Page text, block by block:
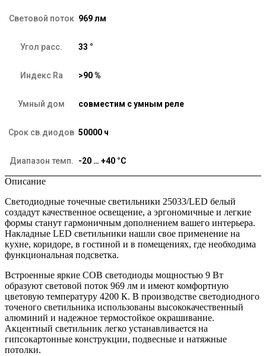
Световой поток 969 лм
Угол расс. 33 °
Индекс Ra >90 %
Умный дом совместим с умным реле
Срок св.диодов 50000 ч
Диапазон темп. -20 … +40 °C
Описание
Светодиодные точечные светильники 25033/LED белый
создадут качественное освещение, а эргономичные и легкие
формы станут гармоничным дополнением вашего интерьера.
Накладные LED светильники нашли свое применение на
кухне, коридоре, в гостиной и в помещениях, где необходима
функциональная подсветка.
Встроенные яркие COB светодиоды мощностью 9 Вт
образуют световой поток 969 лм и имеют комфортную
цветовую температуру 4200 К. В производстве светодиодного
точеного светильника использованы высококачественный
алюминий и надежное термостойкое окрашивание.
Акцентный светильник легко устанавливается на
гипсокартонные конструкции, подвесные и натяжные
потолки.